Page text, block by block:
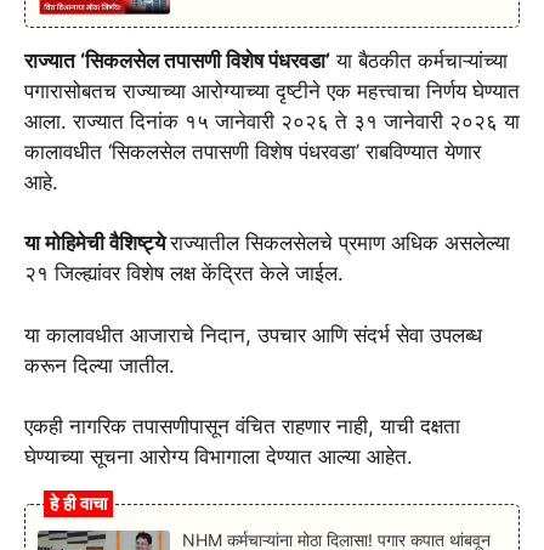
राज्यात ‘सिकलसेल तपासणी विशेष पंधरवडा’ या बैठकीत कर्मचाऱ्यांच्या
पगारासोबतच राज्याच्या आरोग्याच्या दृष्टीने एक महत्त्वाचा निर्णय घेण्यात
आला. राज्यात दिनांक १५ जानेवारी २०२६ ते ३१ जानेवारी २०२६ या
कालावधीत ‘सिकलसेल तपासणी विशेष पंधरवडा’ राबविण्यात येणार
आहे.
या मोहिमेची वैशिष्ट्येराज्यातील सिकलसेलचे प्रमाण अधिक असलेल्या
२१ जिल्ह्यांवर विशेष लक्ष केंद्रित केले जाईल.
या कालावधीत आजाराचे निदान, उपचार आणि संदर्भ सेवा उपलब्ध
करून दिल्या जातील.
एकही नागरिक तपासणीपासून वंचित राहणार नाही, याची दक्षता
घेण्याच्या सूचना आरोग्य विभागाला देण्यात आल्या आहेत.
हे ही वाचा
NHM कर्मचाऱ्यांना मोठा दिलासा! पगार कपात थांबवून